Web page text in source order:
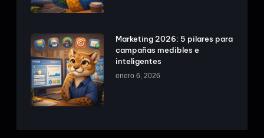
Marketing 2026: 5 pilares para
campañas medibles e
inteligentes
enero 6, 2026